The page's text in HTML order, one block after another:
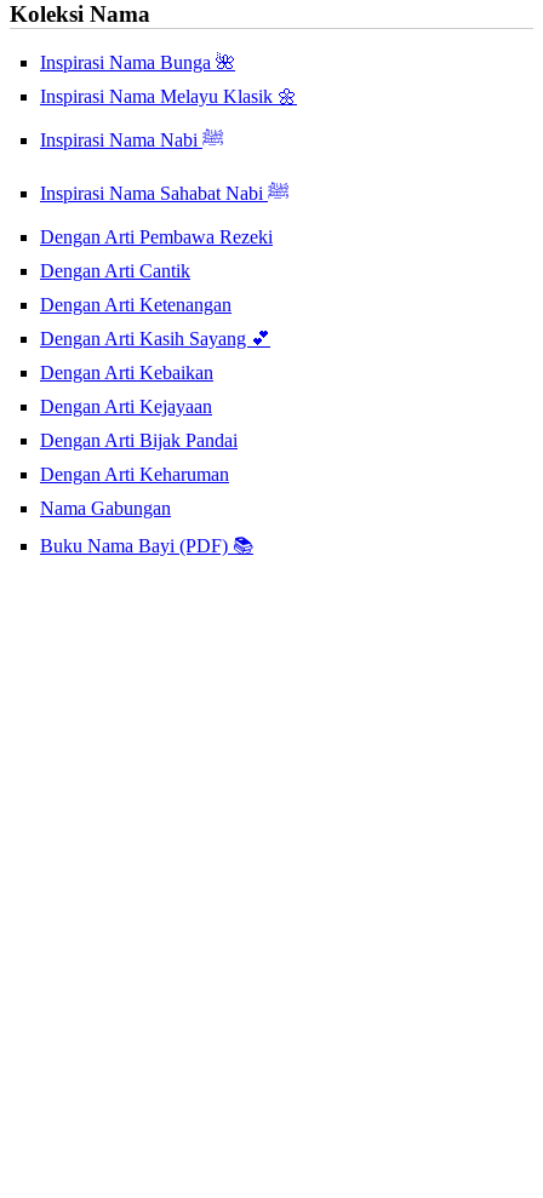
Koleksi Nama
Inspirasi Nama Bunga 🌺
Inspirasi Nama Melayu Klasik 🌼
Inspirasi Nama Nabi ﷺ
Inspirasi Nama Sahabat Nabi ﷺ
Dengan Arti Pembawa Rezeki
Dengan Arti Cantik
Dengan Arti Ketenangan
Dengan Arti Kasih Sayang 💕
Dengan Arti Kebaikan
Dengan Arti Kejayaan
Dengan Arti Bijak Pandai
Dengan Arti Keharuman
Nama Gabungan
Buku Nama Bayi (PDF) 📚